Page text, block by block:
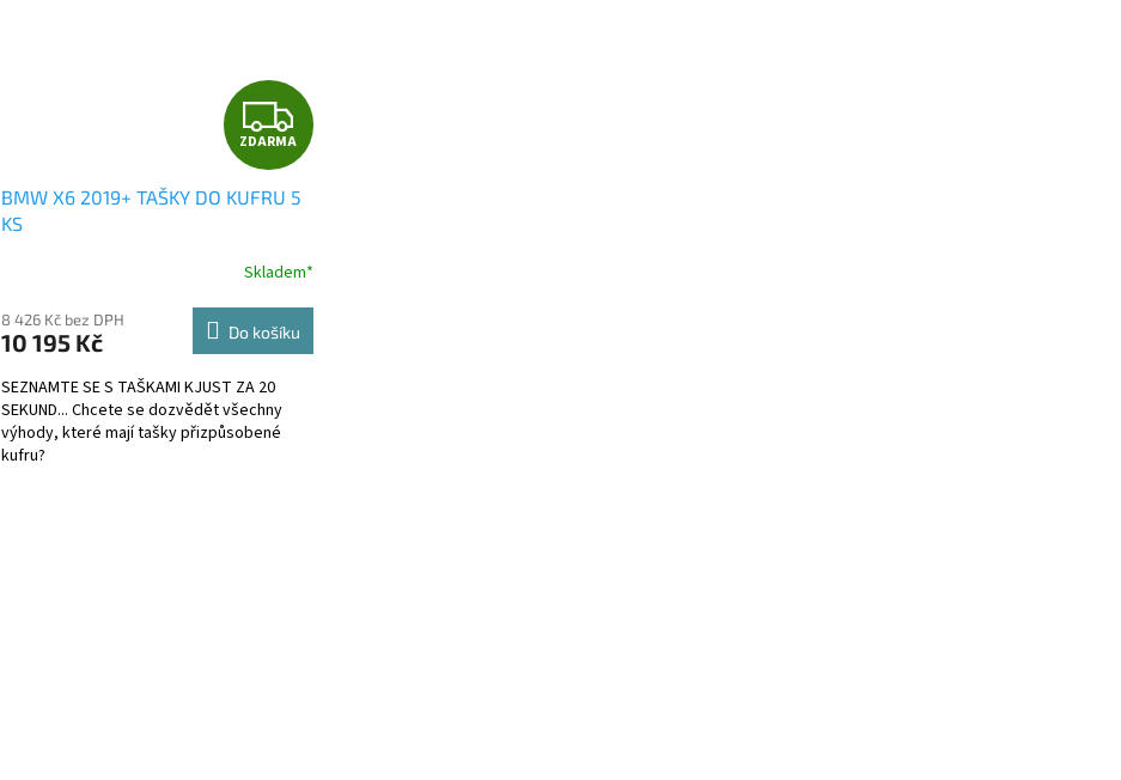
Z
D
A
R
M
A
ZDARMA
BMW X6 2019+ TAŠKY DO KUFRU 5
KS
Skladem*
8 426 Kč bez DPH
10 195 Kč Do košíku
SEZNAMTE SE S TAŠKAMI KJUST ZA 20
SEKUND... Chcete se dozvědět všechny
výhody, které mají tašky přizpůsobené
kufru?